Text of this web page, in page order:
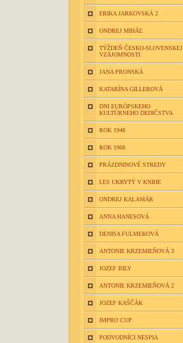
ERIKA JARKOVSKÁ 2
ONDREJ MIHÁĽ
TÝŽDEŇ ČESKO-SLOVENSKEJ
VZÁJOMNOSTI
JANA PRONSKÁ
KATARÍNA GILLEROVÁ
DNI EURÓPSKEHO
KULTÚRNEHO DEDIČSTVA
ROK 1948
ROK 1968
PRÁZDNINOVÉ STREDY
LES UKRYTÝ V KNIHE
ONDREJ KALAMÁR
ANNA HANESOVÁ
DENISA FULMEKOVÁ
ANTONIE KRZEMIEŇOVÁ 3
JOZEF BILY
ANTONIE KRZEMIEŇOVÁ 2
JOZEF KAŠČÁK
IMPRO CUP
PODVODNÍCI NESPIA